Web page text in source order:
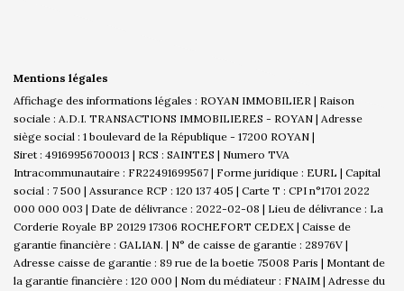
Mentions légales
Affichage des informations légales : ROYAN IMMOBILIER | Raison
sociale : A.D.I. TRANSACTIONS IMMOBILIERES - ROYAN | Adresse
siège social : 1 boulevard de la République - 17200 ROYAN |
Siret : 49169956700013 | RCS : SAINTES | Numero TVA
Intracommunautaire : FR22491699567 | Forme juridique : EURL | Capital
social : 7 500 | Assurance RCP : 120 137 405 | Carte T : CPI n°1701 2022
000 000 003 | Date de délivrance : 2022-02-08 | Lieu de délivrance : La
Corderie Royale BP 20129 17306 ROCHEFORT CEDEX | Caisse de
garantie financière : GALIAN. | N° de caisse de garantie : 28976V |
Adresse caisse de garantie : 89 rue de la boetie 75008 Paris | Montant de
la garantie financière : 120 000 | Nom du médiateur : FNAIM | Adresse du